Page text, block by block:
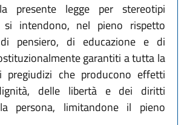
presente legge per stereotipi
si intendono, nel pieno rispetto
pensiero, di educazione e di
garantiti a tutta la
pregiudizi che producono effetti
delle libertà e dei diritti
persona, limitandone il pieno